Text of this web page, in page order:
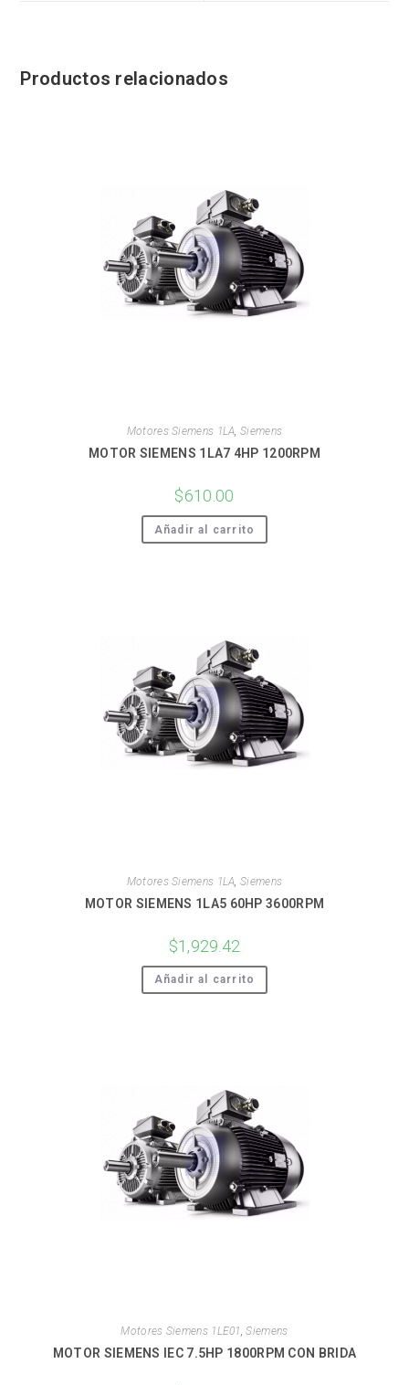
Productos relacionados
Motores Siemens 1LA,Siemens
MOTOR SIEMENS 1LA7 4HP 1200RPM
$610.00
Añadir al carrito
Motores Siemens 1LA ,Siemens
MOTOR SIEMENS 1LA5 60HP 3600RPM
$1,929.42
Añadir al carrito
Motores Siemens 1LE01,Siemens
MOTOR SIEMENS IEC 7.5HP 1800RPM CON BRIDA